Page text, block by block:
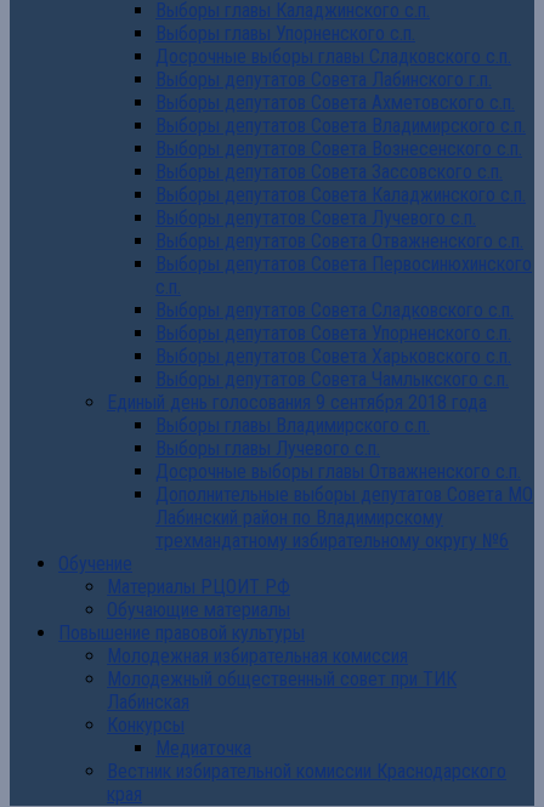
Выборы главы Каладжинского с.п.
Выборы главы Упорненского с.п.
Досрочные выборы главы Сладковского с.п.
Выборы депутатов Совета Лабинского г.п.
Выборы депутатов Совета Ахметовского с.п.
Выборы депутатов Совета Владимирского с.п.
Выборы депутатов Совета Вознесенского с.п.
Выборы депутатов Совета Зассовского с.п.
Выборы депутатов Совета Каладжинского с.п.
Выборы депутатов Совета Лучевого с.п.
Выборы депутатов Совета Отважненского с.п.
Выборы депутатов Совета Первосинюхинского
с.п.
Выборы депутатов Совета Сладковского с.п.
Выборы депутатов Совета Упорненского с.п.
Выборы депутатов Совета Харьковского с.п.
Выборы депутатов Совета Чамлыкского с.п.
Единый день голосования 9 сентября 2018 года
Выборы главы Владимирского с.п.
Выборы главы Лучевого с.п.
Досрочные выборы главы Отважненского с.п.
Дополнительные выборы депутатов Совета МО
Лабинский район по Владимирскому
трехмандатному избирательному округу №6
Обучение
Материалы РЦОИТ РФ
Обучающие материалы
Повышение правовой культуры
Молодежная избирательная комиссия
Молодежный общественный совет при ТИК
Лабинская
Конкурсы
Медиаточка
Вестник избирательной комиссии Краснодарского
края